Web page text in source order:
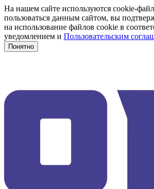
На нашем сайте используются cookie-
пользоваться данным сайтом, вы
на использование файлов cookie в
уведомлением и Пользовательским
Понятно